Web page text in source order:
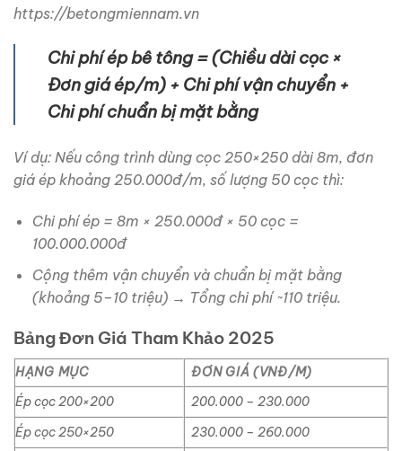
https://betongmiennam.vn
Chi phí ép bê tông = (Chiều dài cọc ×
Đơn giá ép/m) + Chi phí vận chuyển +
Chi phí chuẩn bị mặt bằng
Ví dụ: Nếu công trình dùng cọc 250×250 dài 8m, đơn
giá ép khoảng 250.000đ/m, số lượng 50 cọc thì:
Chi phí ép = 8m × 250.000đ × 50 cọc =
100.000.000đ
Cộng thêm vận chuyển và chuẩn bị mặt bằng
(khoảng 5–10 triệu) → Tổng chi phí ~110 triệu.
Bảng Đơn Giá Tham Khảo 2025
HẠNG MỤC
ĐƠN GIÁ (VNĐ/M)
Ép cọc 200×200
200.000 – 230.000
Ép cọc 250×250
230.000 – 260.000